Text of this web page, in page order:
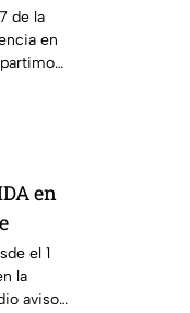
de la
en
en
el 1
la
aviso